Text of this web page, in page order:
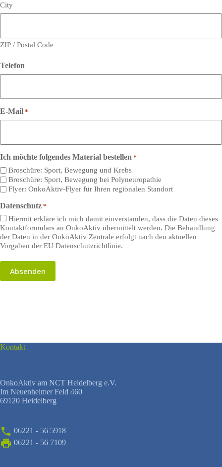
City
ZIP / Postal Code
Telefon
E-Mail *
Ich möchte folgendes Material bestellen *
Broschüre: Sport, Bewegung und Krebs
Broschüre: Sport, Bewegung bei Polyneuropathie
Flyer: OnkoAktiv-Flyer für Ihren regionalen Standort
Datenschutz *
Hiermit erkläre ich mich damit einverstanden, dass die Daten dieses
Kontaktformulars an OnkoAktiv übermittelt werden. Die Behandlung
der Daten in der OnkoAktiv Zentrale erfolgt nach den aktuellen
Vorgaben der EU Datenschutzrichtlinie.
Kontakt
OnkoAktiv am NCT Heidelberg e.V.
Im Neuenheimer Feld 460
69120 Heidelberg
06221 - 56 5918
06221 - 56 7109